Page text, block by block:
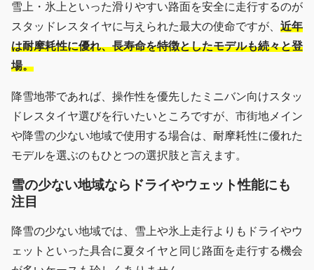
雪上・氷上といった滑りやすい路面を安全に走行するのが
スタッドレスタイヤに与えられた最大の使命ですが、 近年
は耐摩耗性に優れ、長寿命を特徴としたモデルも続々と登
場。
降雪地帯であれば、操作性を優先したミニバン向けスタッ
ドレスタイヤ選びを行いたいところですが、市街地メイン
や降雪の少ない地域で使用する場合は、耐摩耗性に優れた
モデルを選ぶのもひとつの選択肢と言えます。
雪の少ない地域ならドライやウェット性能にも
注目
降雪の少ない地域では、雪上や氷上走行よりもドライやウ
ェットといった具合に夏タイヤと同じ路面を走行する機会